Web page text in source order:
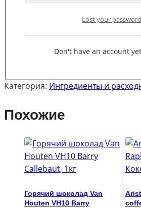
Категория: Ингредиенты и
Похожие
Горячий шоколад Van
Houten VH10 Barry
Lost your
Don't have an account